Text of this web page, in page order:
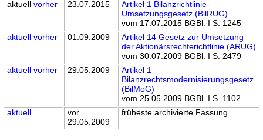
aktuellvorher 23.07.2015
Artikel 1 Bilanzrichtlinie-
Umsetzungsgesetz (BilRUG)
vom 17.07.2015 BGBl. I S. 1245
aktuell vorher 01.09.2009
Artikel 14 Gesetz zur Umsetzung
der Aktionärsrechterichtlinie (ARUG)
vom 30.07.2009 BGBl. I S. 2479
aktuell vorher 29.05.2009
Artikel 1
Bilanzrechtsmodernisierungsgesetz
(BilMoG)
vom 25.05.2009 BGBl. I S. 1102
aktuell
vor
29.05.2009
früheste archivierte Fassung